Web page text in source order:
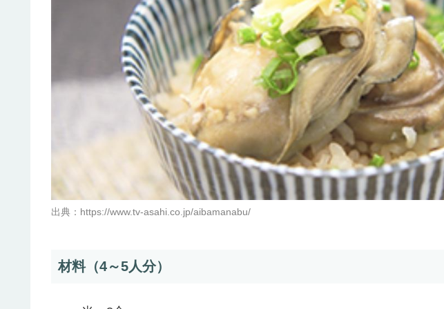
出典：https://www.tv-asahi.co.jp/aibamanabu/
材料（4～5人分）